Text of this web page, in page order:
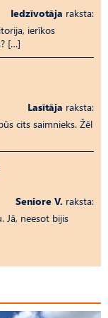
Iedzīvotāja raksta:
ierīkos
[…]
Lasītāja raksta:
cits saimnieks. Žēl
Seniore V. raksta:
Jā, neesot bijis